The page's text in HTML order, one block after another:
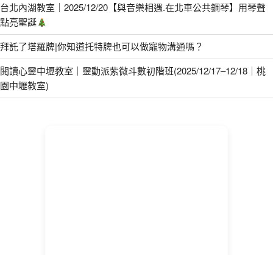
台北內湖教室｜2025/12/20【與音樂相遇.在北車公共鋼琴】用琴聲
點亮聖誕
拜託了塔羅牌|你知道托特牌也可以做寵物溝通嗎？
閱讀心靈中壢教室｜靈動派紫微斗數初階班(2025/12/17–12/18｜桃
園中壢教室)